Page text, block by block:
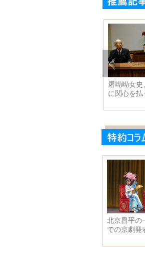
屠呦呦女史、マラリアと
に関心を払うよう呼びかけ